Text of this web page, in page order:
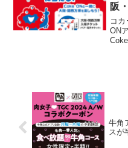
阪
計
コ
ON
牛角
スが